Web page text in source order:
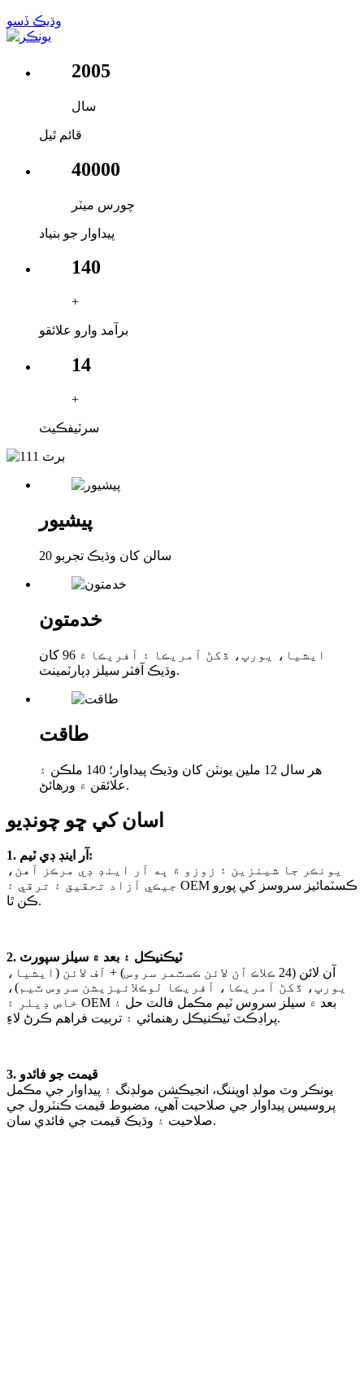
وڌيڪ ڏسو
2005
سال
قائم ٿيل
40000
چورس ميٽر
پيداوار جو بنياد
140
+
برآمد وارو علائقو
14
+
سرٽيفڪيٽ
پيشيور
20 سالن کان وڌيڪ تجربو
خدمتون
ايشيا، يورپ، ڏکڻ آمريڪا ۽ آفريڪا ۾ 96 کان
وڌيڪ آفٽر سيلز ڊپارٽمينٽ.
طاقت
هر سال 12 ملين يونٽن کان وڌيڪ پيداوار؛ 140 ملڪن ۽
علائقن ۾ ورهائڻ.
اسان کي ڇو چونڊيو
1. آر اينڊ ڊي ٽيم:
يونڪر جا شينزين ۽ زوزو ۾ ٻه آر اينڊ ڊي مرڪز آهن،
جيڪي آزاد تحقيق ۽ ترقي ۽ OEM ڪسٽمائيز سروسز کي پورو
ڪن ٿا.
2. ٽيڪنيڪل ۽ بعد ۾ سيلز سپورٽ
آن لائن (24 ڪلاڪ آن لائن ڪسٽمر سروس) + آف لائن (ايشيا،
يورپ، ڏکڻ آمريڪا، آفريڪا لوڪلائيزيشن سروس ٽيم)،
خاص ڊيلر ۽ OEM بعد ۾ سيلز سروس ٽيم مڪمل فالٽ حل ۽
پراڊڪٽ ٽيڪنيڪل رهنمائي ۽ تربيت فراهم ڪرڻ لاءِ.
3. قيمت جو فائدو
يونڪر وٽ مولڊ اوپننگ، انجيڪشن مولڊنگ ۽ پيداوار جي مڪمل
پروسيس پيداوار جي صلاحيت آهي، مضبوط قيمت ڪنٽرول جي
صلاحيت ۽ وڌيڪ قيمت جي فائدي سان.